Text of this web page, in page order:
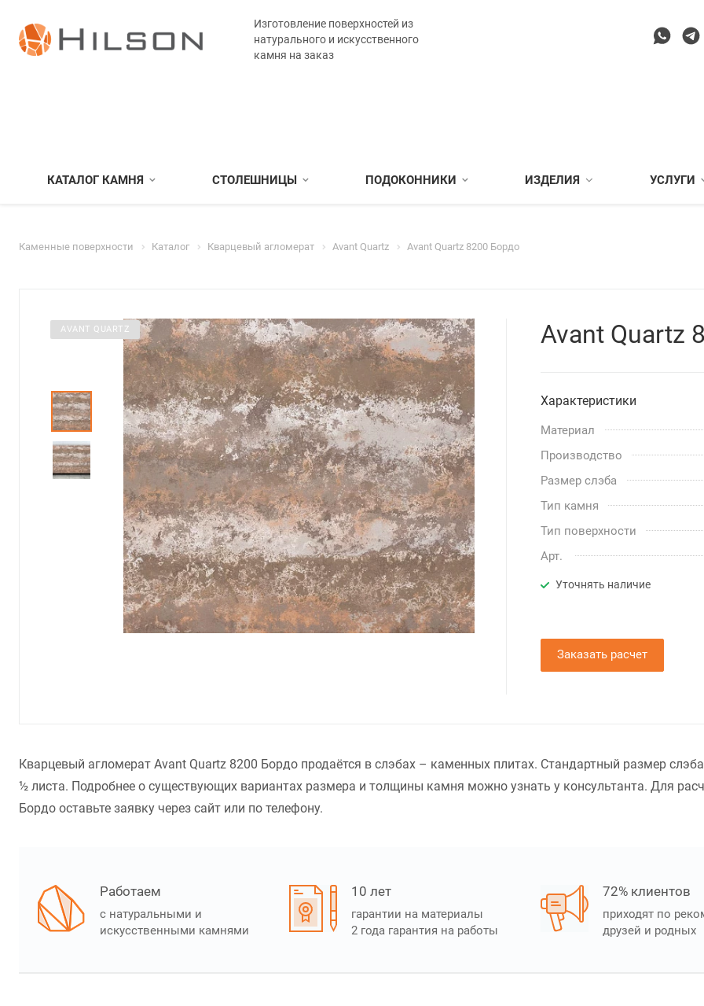
Изготовление поверхностей из
натурального и искусственного
камня на заказ
КАТАЛОГ КАМНЯ СТОЛЕШНИЦЫ ПОДОКОННИКИ ИЗДЕЛИЯ УСЛУГИ
Каменные поверхности Каталог Кварцевый агломерат Avant Quartz Avant Quartz 8200 Бордо
AVANT QUARTZ Avant Quartz
Характеристики
Материал
Производство
Размер слэба
Тип камня
Тип поверхности
Арт.
Уточнять наличие
Заказать расчет
Кварцевый агломерат Avant Quartz 8200 Бордо продаётся в слэбах – каменных плитах. Стандартный размер
½ листа. Подробнее о существующих вариантах размера и толщины камня можно узнать у консультанта. Для
Бордо оставьте заявку через сайт или по телефону.
Работаем
с натуральными и
искусственными камнями
10 лет
гарантии на материалы
2 года гарантия на работы
72% клиентов
приходят по
друзей и родных